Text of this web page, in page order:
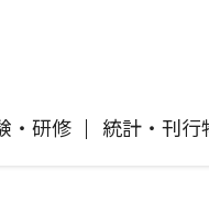
・研修 統計・刊行